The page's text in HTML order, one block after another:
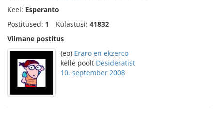
Keel: Esperanto
Postitused: 1 Külastusi: 41832
Viimane postitus
(eo) Eraro en ekzerco
kelle poolt Desideratist
10. september 2008